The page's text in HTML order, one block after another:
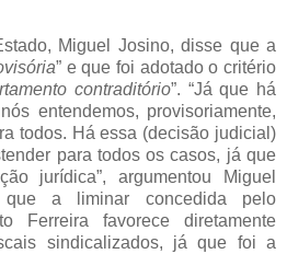
Miguel Josino, disse que a
” e que foi adotado o critério
contraditório”. “Já que há
entendemos, provisoriamente,
todos. Há essa (decisão judicial)
para todos os casos, já que
jurídica”, argumentou Miguel
que a liminar concedida pelo
Ferreira favorece diretamente
sindicalizados, já que foi a